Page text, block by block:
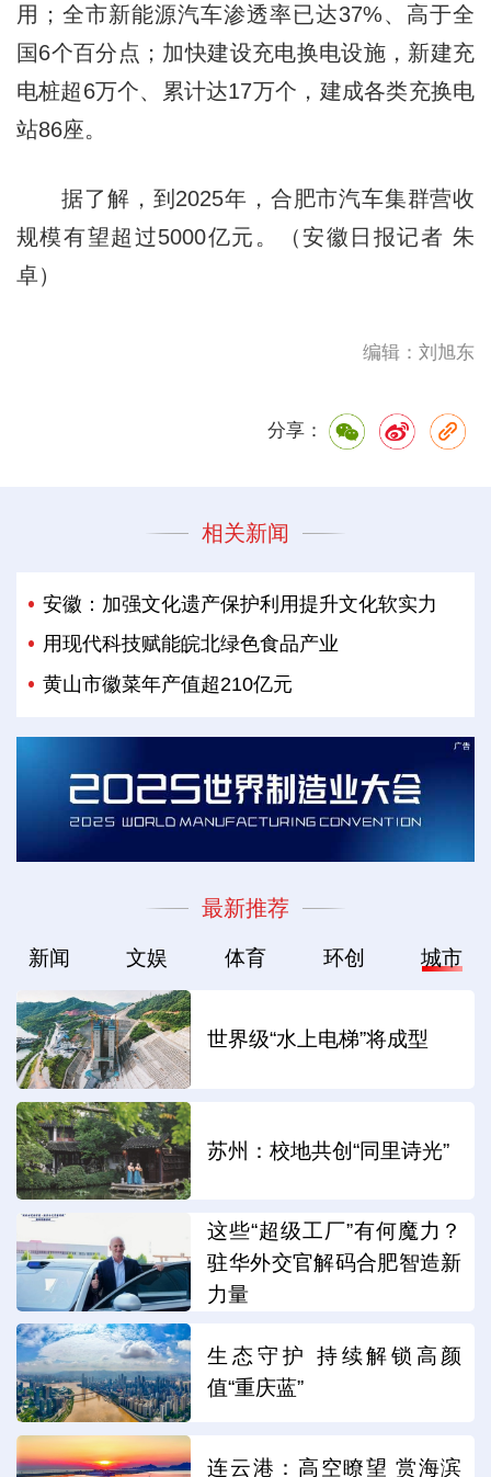
用；全市新能源汽车渗透率已达37%、高于全
国6个百分点；加快建设充电换电设施，新建充
电桩超6万个、累计达17万个，建成各类充换电
站86座。
据了解，到2025年，合肥市汽车集群营收
规模有望超过5000亿元。（安徽日报记者 朱
卓）
编辑：刘旭东
分享：
相关新闻
安徽：加强文化遗产保护利用提升文化软实力
用现代科技赋能皖北绿色食品产业
黄山市徽菜年产值超210亿元
最新推荐
新闻 文娱 体育 环创 城市
世界级“水上电梯”将成型
苏州：校地共创“同里诗光”
这些“超级工厂”有何魔力？
驻华外交官解码合肥智造新
力量
生态守护 持续解锁高颜
值“重庆蓝”
连云港：高空瞭望 赏海滨